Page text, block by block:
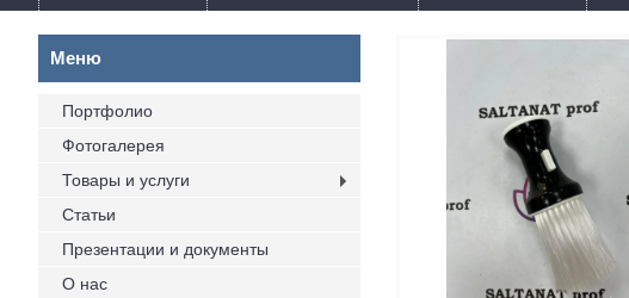
Портфолио
Фотогалерея
Товары и услуги
Статьи
Презентации и документы
О нас